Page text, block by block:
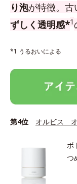
り泡が特徴。古
ずしく透明感*1
*1 うるおいによる
第4位 オルビス
ボ
つ